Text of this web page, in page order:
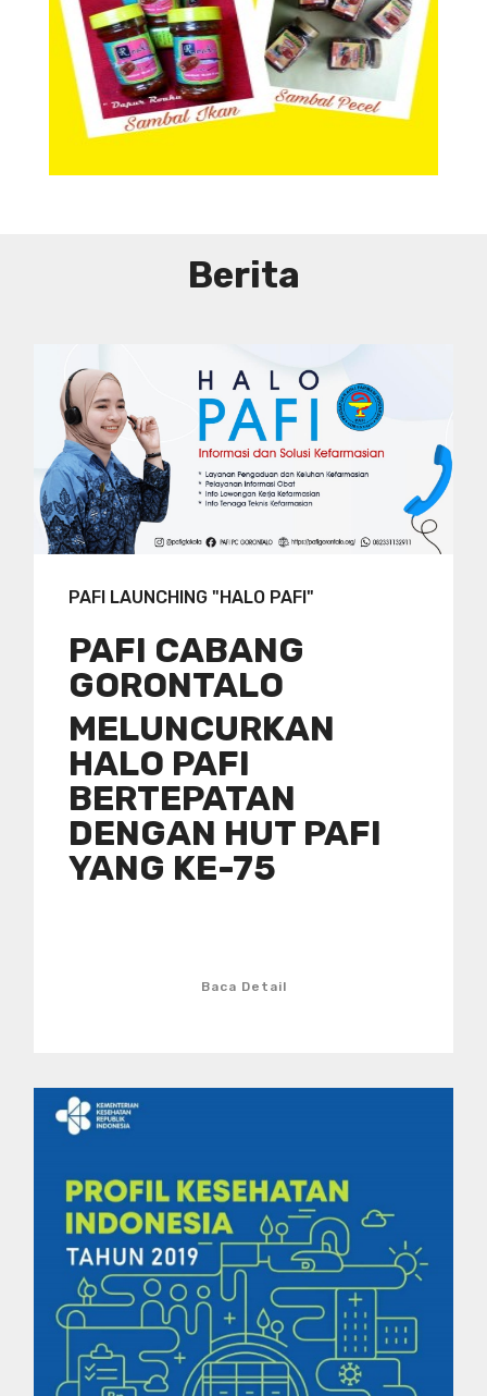
Berita
PAFI LAUNCHING "HALO PAFI"
PAFI CABANG
GORONTALO
MELUNCURKAN
HALO PAFI
BERTEPATAN
DENGAN HUT PAFI
YANG KE-75
Baca Detail